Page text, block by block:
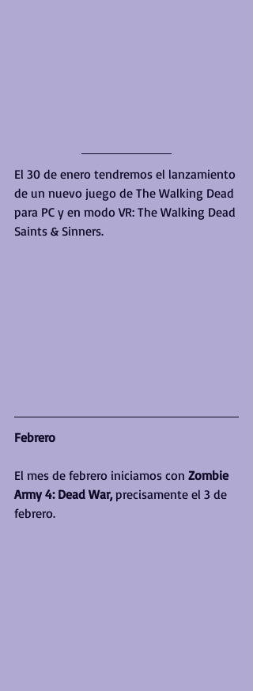
El 30 de enero tendremos el lanzamiento
de un nuevo juego de The Walking Dead
para PC y en modo VR: The Walking Dead
Saints & Sinners.
Febrero
El mes de febrero iniciamos con Zombie
Army 4: Dead War, precisamente el 3 de
febrero.